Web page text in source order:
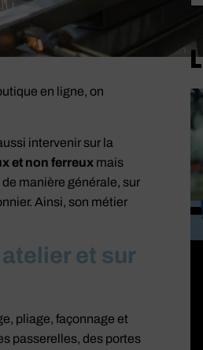
en ligne, on
intervenir sur la
et non ferreux mais
manière générale, sur
Ainsi, son métier
et sur
pliage, façonnage et
passerelles, des portes